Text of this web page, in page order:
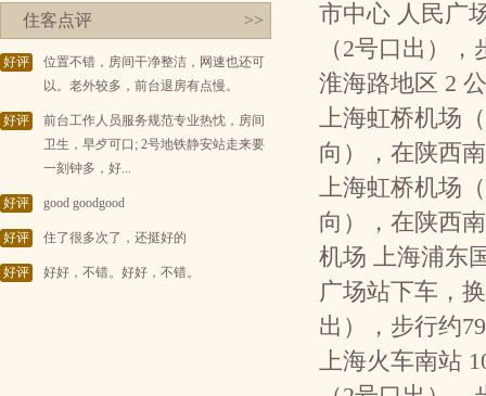
住客点评 >>
好评
位置不错，房间干净整洁，网速也还可
以。老外较多，前台退房有点慢。
好评
前台工作人员服务规范专业热忱，房间
卫生，早歺可口; 2号地铁静安站走来要
一刻钟多，好...
好评 good goodgood
好评 住了很多次了，还挺好的
好评 好好，不错。好好，不错。
市中心 人民广
（2号口出）
淮海路地区 2
上海虹桥机场
向），在陕西
上海虹桥机场
向），在陕西
机场 上海浦东
广场站下车，
出），步行约
上海火车南站